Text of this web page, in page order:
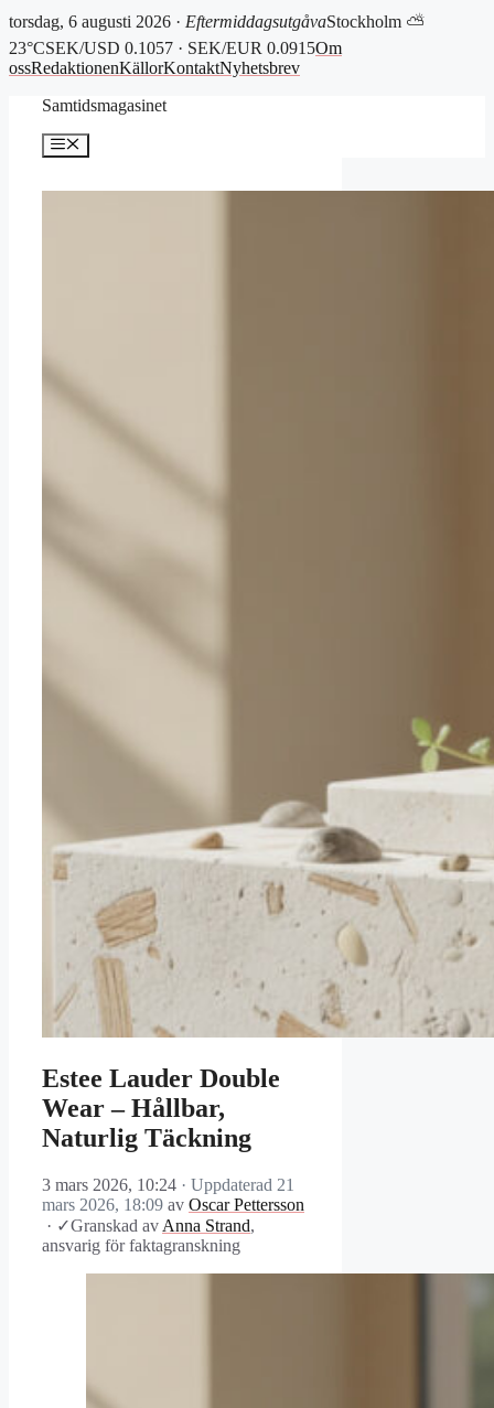
torsdag, 6 augusti 2026 · EftermiddagsutgåvaStockholm ⛅
23°CSEK/USD 0.1057 · SEK/EUR 0.0915Om
ossRedaktionenKällorKontaktNyhetsbrev
Samtidsmagasinet
Meny
Estee Lauder Double
Wear – Hållbar,
Naturlig Täckning
3 mars 2026, 10:24 · Uppdaterad 21
mars 2026, 18:09 av Oscar Pettersson
· ✓Granskad av Anna Strand,
ansvarig för faktagranskning